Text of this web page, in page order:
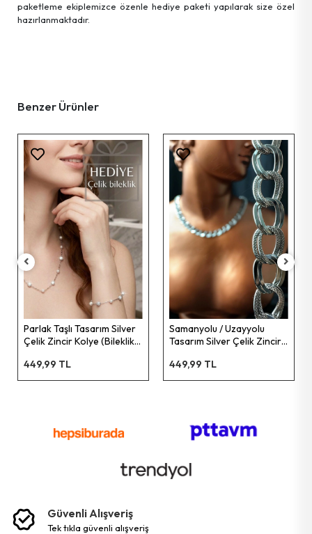
paketleme ekiplemizce özenle hediye paketi yapılarak size özel
hazırlanmaktadır.
Benzer Ürünler
Samanyolu / Uzayyolu
Tasarım Silver Çelik Zincir
449,99 TL
Samanyolu / Uzayyolu
Tasarım Gold Çelik Zincir
Kolye | Sirius Serisi
599,54 TL
Güvenli Alışveriş
tek tikla güvenli̇ alişveri̇ş